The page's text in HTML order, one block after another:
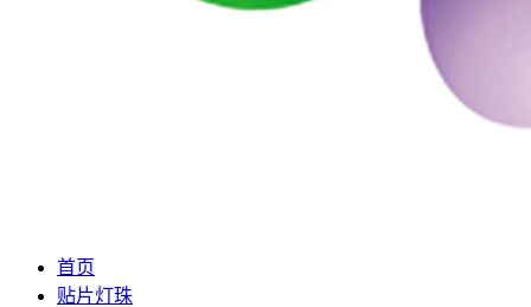
首页
贴片灯珠